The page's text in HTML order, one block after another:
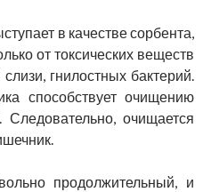
в качестве сорбента,
от токсических веществ
гнилостных бактерий.
способствует очищению
очищается
продолжительный, и